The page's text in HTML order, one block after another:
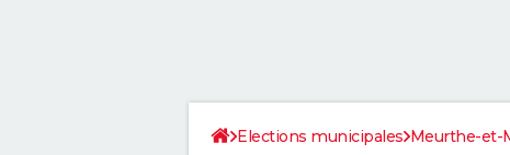
Elections municipales Meurthe-et-